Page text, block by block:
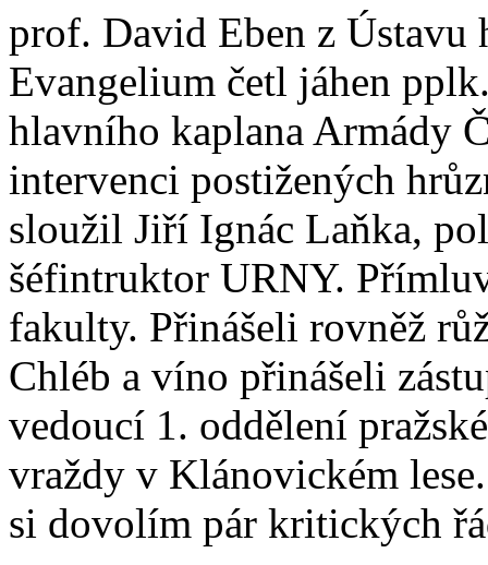
prof. David Eben z Ústavu
Evangelium četl jáhen
hlavního kaplana Armády
intervenci postižených
sloužil Jiří Ignác Laňka,
šéfintruktor URNY.
fakulty. Přinášeli rovněž
Chléb a víno přinášeli
vedoucí 1. oddělení
vraždy v Klánovickém
si dovolím pár kritických